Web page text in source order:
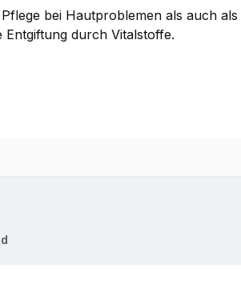
bei Hautproblemen als auch
durch Vitalstoffe.